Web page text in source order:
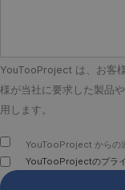
YouTooProject は、お客
様が当社に要求した製品
用します。
YouTooProject からの
YouTooProjectのプライ